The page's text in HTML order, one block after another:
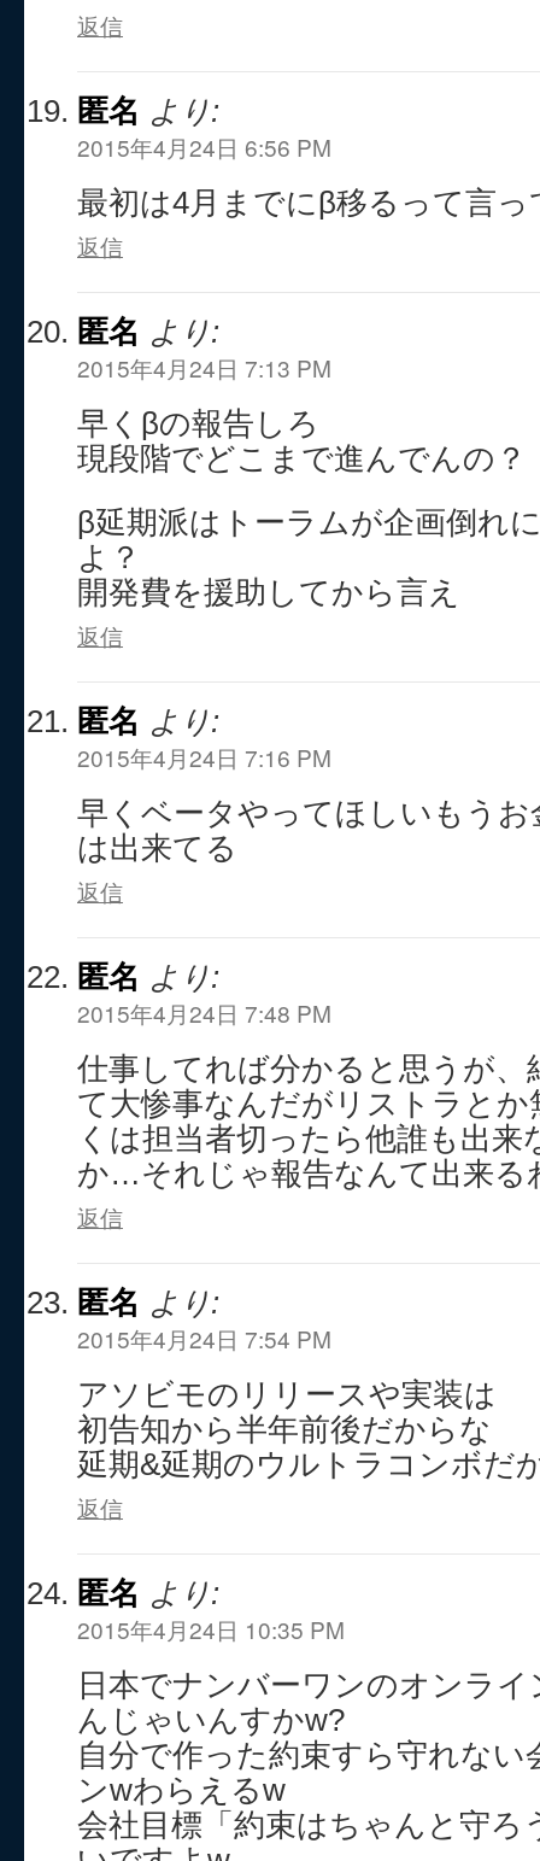
返信
匿名 より:
2015年4月24日 6:56 PM
最初は4月までにβ移るって言
返信
匿名 より:
2015年4月24日 7:13 PM
早くβの報告しろ
現段階でどこまで進んでんの？
β延期派はトーラムが企画倒れ
よ？
開発費を援助してから言え
返信
匿名 より:
2015年4月24日 7:16 PM
早くベータやってほしいもう
は出来てる
返信
匿名 より:
2015年4月24日 7:48 PM
仕事してれば分かると思うが、
て大惨事なんだがリストラと
くは担当者切ったら他誰も出
か…それじゃ報告なんて出来る
返信
匿名 より:
2015年4月24日 7:54 PM
アソビモのリリースや実装は
初告知から半年前後だからな
延期&延期のウルトラコンボだ
返信
匿名 より:
2015年4月24日 10:35 PM
日本でナンバーワンのオンラ
んじゃいんすかw?
自分で作った約束すら守れない
ンwわらえるw
会社目標「約束はちゃんと守ろ